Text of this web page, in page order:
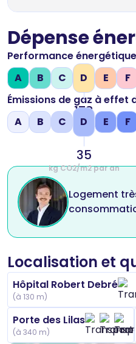
Dépense
Performance
A
B C D
178
kWh/m2 par an
E F
Émissions de gaz à effet
A
B C D
35
kg CO2/m2 par an
E F
Logement
Localisation et
Hôpital Robert Debré
(à 130 m)
Porte des Lilas
(à 340 m)